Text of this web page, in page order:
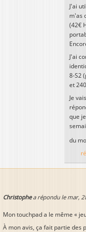
J'ai
m'as
(42€
J'ai
8-S2
et
Je
que
du
Christophea répondu le mar,
Mon touchpad a le même «
À mon avis, ça fait partie des